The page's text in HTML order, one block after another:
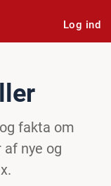
Log ind
fakta om
nye og